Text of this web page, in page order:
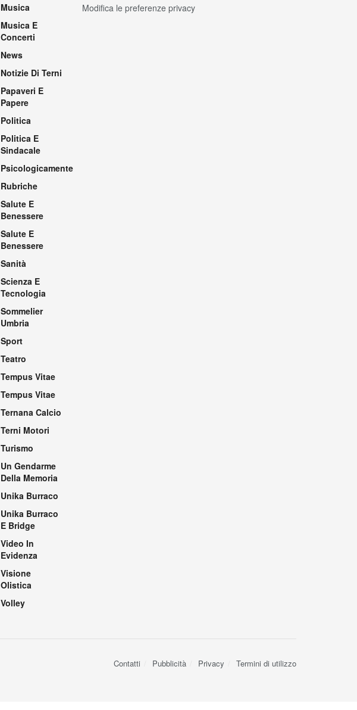
Musica
Musica E
Concerti
News
Notizie Di Terni
Papaveri E
Papere
Politica
Politica E
Sindacale
Psicologicamente
Rubriche
Salute E
Benessere
Salute E
Benessere
Sanità
Scienza E
Tecnologia
Sommelier
Umbria
Sport
Teatro
Tempus Vitae
Tempus Vitae
Ternana Calcio
Terni Motori
Turismo
Un Gendarme
Della Memoria
Unika Burraco
Unika Burraco
E Bridge
Video In
Evidenza
Visione
Olistica
Volley
Modifica le preferenze privacy
Contatti Pubblicità Privacy Termini di utilizzo